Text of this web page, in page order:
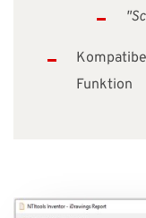
Funktion